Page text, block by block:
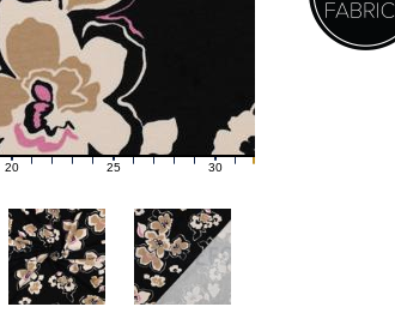
20 21 22 23 24 25 26 27 28 29 30 31